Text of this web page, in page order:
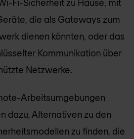
Fi-Sicherheit zu Hause, mit
die als Gateways zum
dienen könnten, oder das
Kommunikation über
Netzwerke.
Arbeitsumgebungen
dazu, Alternativen zu den
zu finden, die